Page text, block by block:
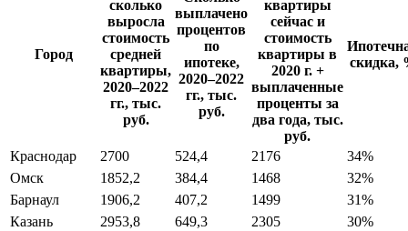
Город
сколько
выросла
стоимость
средней
квартиры,
2020–2022
гг., тыс.
руб.
выплачено
процентов
по
ипотеке,
2020–2022
гг., тыс.
руб.
квартиры
сейчас и
стоимость
квартиры в
2020 г. +
выплаченные
проценты за
два года, тыс.
руб.
скидка,
Краснодар 2700 524,4 2176
34%
Омск
1852,2 384,4 1468
32%
Барнаул
1906,2 407,2 1499
31%
Казань
2953,8 649,3 2305
30%